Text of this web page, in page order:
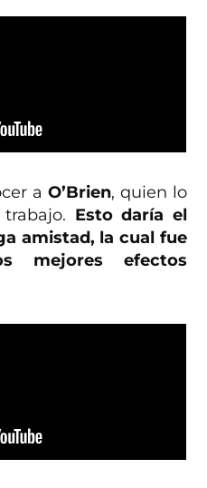
a O’Brien, quien lo
Esto daría el
amistad, la cual fue
mejores efectos